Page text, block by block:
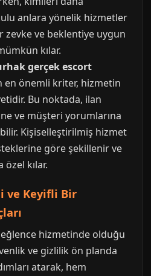
anlara yönelik hizmetler
zevke ve beklentiye uygun
kılar.
gerçek escort
en önemli kriter, hizmetin
Bu noktada, ilan
ve müşteri yorumlarına
Kişiselleştirilmiş hizmet
göre şekillenir ve
özel kılar.
ve Keyifli Bir
hizmetinde olduğu
ve gizlilik ön planda
atarak, hem